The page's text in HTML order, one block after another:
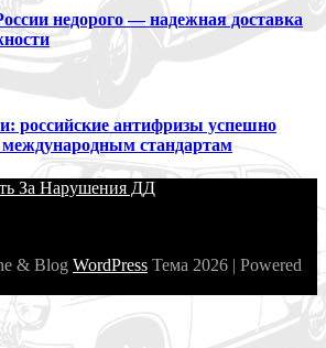
недорого — надежная доставка
российские антифризы успешно
стандартам
За Нарушения ДД
& Blog WordPress Тема 2026 | Powered